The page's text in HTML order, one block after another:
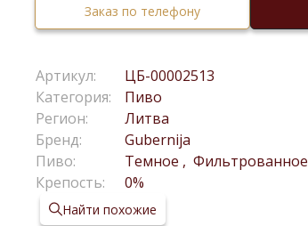
Заказ по телефону
Артикул:
ЦБ-00002513
Категория:
Пиво
Регион:
Литва
Бренд:
Gubernija
Пиво:
Темное , Фильтрованное
Крепость:
0%
Найти похожие